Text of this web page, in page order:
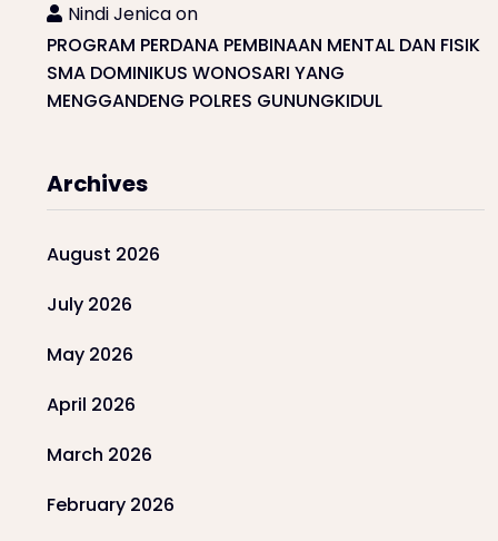
Nindi Jenicaon
PROGRAM PERDANA PEMBINAAN MENTAL DAN FISIK
SMA DOMINIKUS WONOSARI YANG
MENGGANDENG POLRES GUNUNGKIDUL
Archives
August 2026
July 2026
May 2026
April 2026
March 2026
February 2026